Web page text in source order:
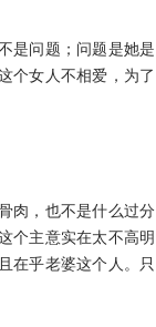
是问题；问题是她是
个女人不相爱，为了
肉，也不是什么过分
个主意实在太不高明
在乎老婆这个人。只